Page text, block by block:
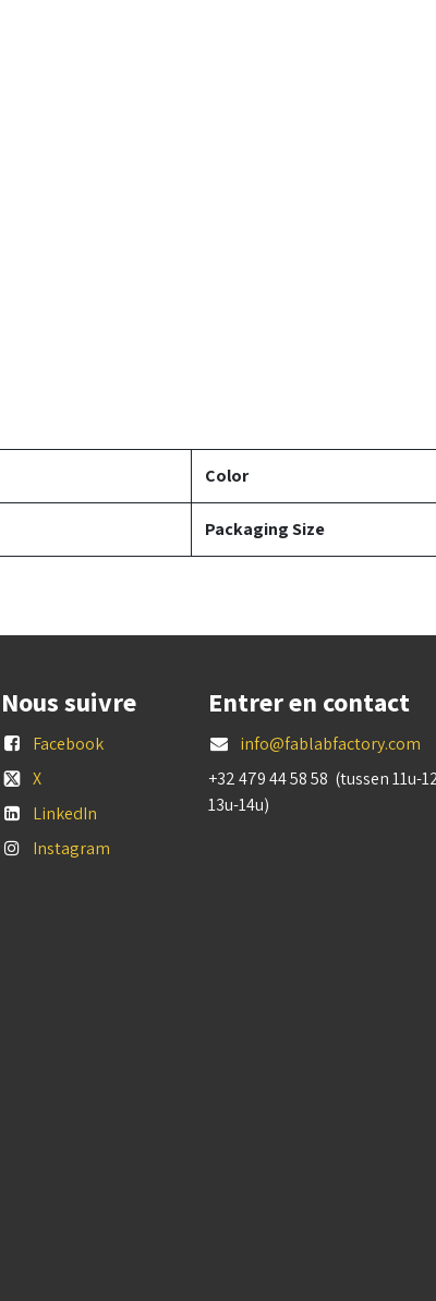
Color
Packaging Size
Nous suivre
Facebook
X
LinkedIn
Instagram
Entrer en contact
info@fablabfactory.com
+32 479 44 58 58 (tussen 11u-
13u-14u)